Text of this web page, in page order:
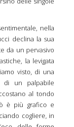
nella
declina la sua
da un pervasivo
la levigata
visto, di una
di un palpabile
al tondo
è più grafico e
cogliere, in